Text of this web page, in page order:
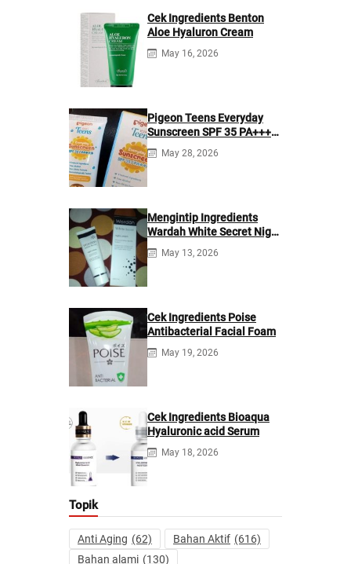
Cek Ingredients Benton
Aloe Hyaluron Cream
May 16, 2026
Pigeon Teens Everyday
Sunscreen SPF 35 PA+++
Ingredients
May 28, 2026
Mengintip Ingredients
Wardah White Secret Night
Cream
May 13, 2026
Cek Ingredients Poise
Antibacterial Facial Foam
May 19, 2026
Cek Ingredients Bioaqua
Hyaluronic acid Serum
May 18, 2026
Topik
Anti Aging (62) Bahan Aktif (616)
Bahan alami (130)